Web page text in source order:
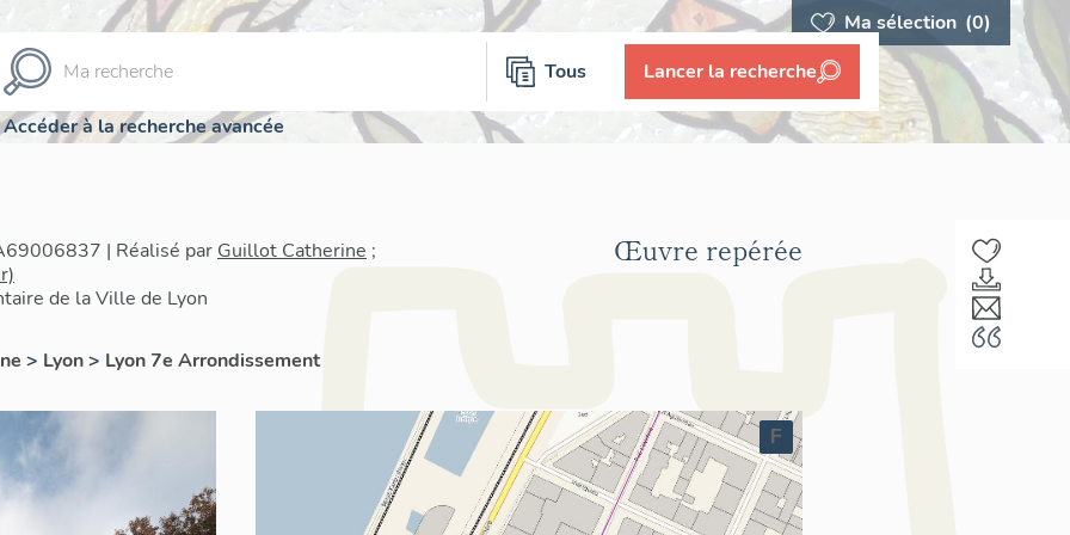
Ma sélection (0)
Tous Lancer la recherche
Accéder à la recherche avancée
| Réalisé par Guillot Catherine ;
de la Ville de Lyon
> Lyon> Lyon 7e Arrondissement
Œuvre repérée
F